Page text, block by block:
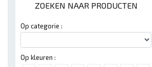
ZOEKEN NAAR PRODUCTEN
Op categorie :
Op kleuren :